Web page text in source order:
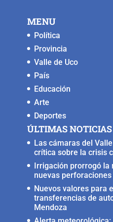
MENU
Política
Provincia
Valle de Uco
País
Educación
Arte
Deportes
ÚLTIMAS NOTICIAS
Las cámaras del
crítica sobre la crisis
Irrigación prorrogó la
nuevas
Nuevos valores para
transferencias de
Mendoza